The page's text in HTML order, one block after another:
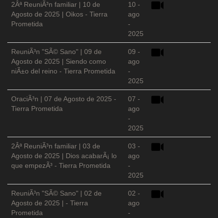
2Âª ReuniÃ³n familiar | 10 de
Agosto de 2025 | Oikos - Tierra
Prometida
10 -
ago
-
2025
ReuniÃ³n "SÃ© Sano" | 09 de
Agosto de 2025 | Siendo como
niÃ±o del reino - Tierra Prometida
09 -
ago
-
2025
OraciÃ³n | 07 de Agosto de 2025 -
Tierra Prometida
07 -
ago
-
2025
2Âª ReuniÃ³n familiar | 03 de
Agosto de 2025 | Dios acabarÃ¡ lo
que empezÃ³ - Tierra Prometida
03 -
ago
-
2025
ReuniÃ³n "SÃ© Sano" | 02 de
Agosto de 2025 | - Tierra
Prometida
02 -
ago
-